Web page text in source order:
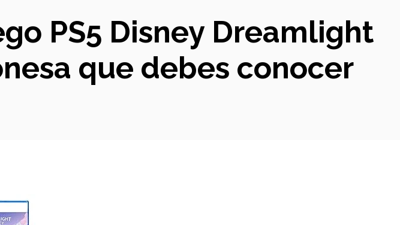
PS5 Disney Dreamlight
que debes conocer